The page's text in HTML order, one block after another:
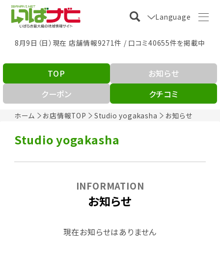
Language
8月9日（日）現在 店舗情報9271件 / 口コミ40655件を掲載中
ホーム お店情報TOP Studio yogakasha お知らせ
TOP
お知らせ
クーポン
クチコミ
Studio yogakasha
お知らせ
INFORMATION
現在お知らせはありません